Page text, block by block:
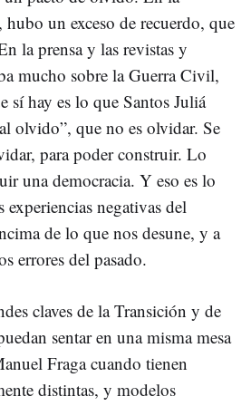
un exceso de recuerdo, que
la prensa y las revistas y
mucho sobre la Guerra Civil,
hay es lo que Santos Juliá
olvido”, que no es olvidar. Se
para poder construir. Lo
una democracia. Y eso es lo
experiencias negativas del
de lo que nos desune, y a
errores del pasado.
claves de la Transición y de
sentar en una misma mesa
Fraga cuando tienen
distintas, y modelos